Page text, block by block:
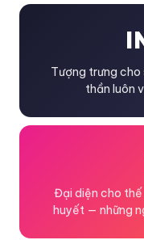
Tượng trưng cho
thần luôn
Đại diện cho
huyết — những